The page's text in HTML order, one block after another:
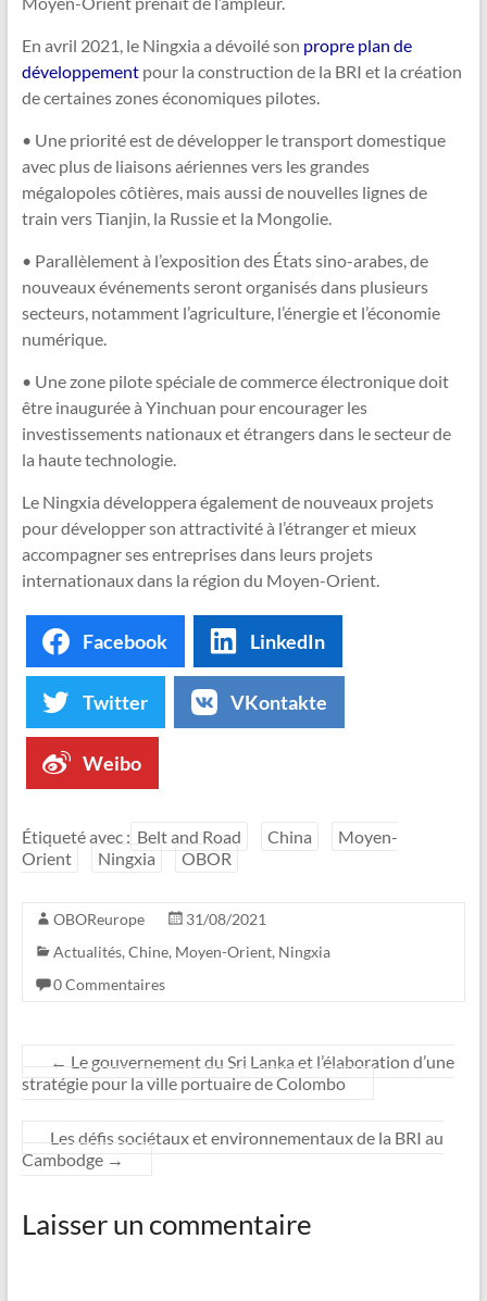
En avril 2021, le Ningxia a dévoilé son propre plan de
développementpour la construction de la BRI et la création
de certaines zones économiques pilotes.
• Une priorité est de développer le transport domestique
avec plus de liaisons aériennes vers les grandes
mégalopoles côtières, mais aussi de nouvelles lignes de
train vers Tianjin, la Russie et la Mongolie.
• Parallèlement à l’exposition des États sino-arabes, de
nouveaux événements seront organisés dans plusieurs
secteurs, notamment l’agriculture, l’énergie et l’économie
numérique.
• Une zone pilote spéciale de commerce électronique doit
être inaugurée à Yinchuan pour encourager les
investissements nationaux et étrangers dans le secteur de
la haute technologie.
Le Ningxia développera également de nouveaux projets
pour développer son attractivité à l’étranger et mieux
accompagner ses entreprises dans leurs projets
internationaux dans la région du Moyen-Orient.
Facebook LinkedIn
Twitter VKontakte
Weibo
Étiqueté avec : Belt and Road China
Moyen-
Orient
Ningxia OBOR
OBOReurope
31/08/2021
Actualités, Chine, Moyen-Orient, Ningxia
0 Commentaires
← Le gouvernement du Sri Lanka et l’élaboration d’une
stratégie pour la ville portuaire de Colombo
Les défis sociétaux et environnementaux de la BRI au
Cambodge →
Laisser un commentaire